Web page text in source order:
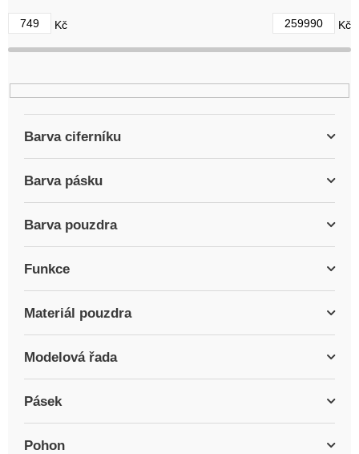
d
u
k
ů
749 Kč 259990 Kč
Barva ciferníku
Barva pásku
Barva pouzdra
Funkce
Materiál pouzdra
Modelová řada
Pásek
Pohon